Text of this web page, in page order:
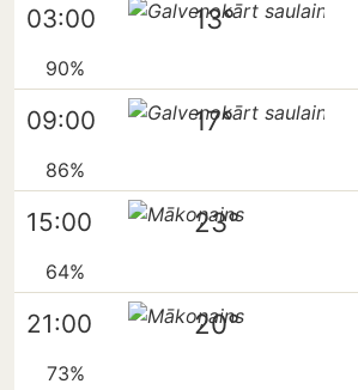
03:00 13°
90%
09:00 17°
86%
15:00 23°
64%
21:00 20°
73%